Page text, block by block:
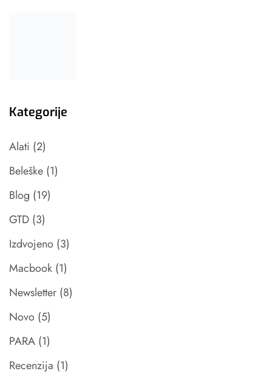
Kategorije
Alati (2)
Beleške (1)
Blog (19)
GTD (3)
Izdvojeno (3)
Macbook (1)
Newsletter (8)
Novo (5)
PARA (1)
Recenzija (1)